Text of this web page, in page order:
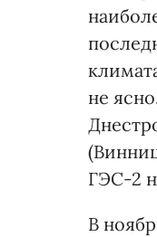
не
ГЭС-2
В